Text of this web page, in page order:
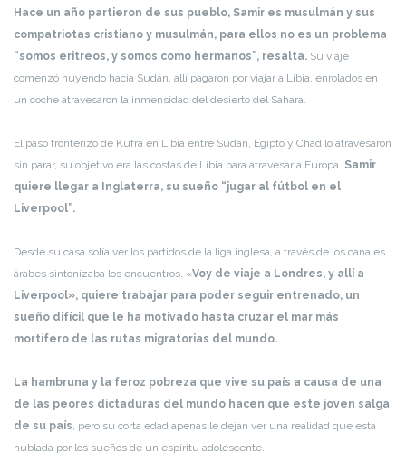
Hace un año partieron de sus pueblo, Samir es musulmán y sus
compatriotas cristiano y musulmán, para ellos no es un problema
“somos eritreos, y somos como hermanos”, resalta. Su viaje
comenzó huyendo hacia Sudán, allí pagaron por viajar a Libia, enrolados en
un coche atravesaron la inmensidad del desierto del Sahara.
El paso fronterizo de Kufra en Libia entre Sudán, Egipto y Chad lo atravesaron
sin parar, su objetivo era las costas de Libia para atravesar a Europa. Samir
quiere llegar a Inglaterra, su sueño “jugar al fútbol en el
Liverpool”.
Desde su casa solía ver los partidos de la liga inglesa, a través de los canales
árabes sintonizaba los encuentros. «Voy de viaje a Londres, y allí a
Liverpool», quiere trabajar para poder seguir entrenado, un
sueño difícil que le ha motivado hasta cruzar el mar más
mortífero de las rutas migratorias del mundo.
La hambruna y la feroz pobreza que vive su país a causa de una
de las peores dictaduras del mundo hacen que este joven salga
de su país, pero su corta edad apenas le dejan ver una realidad que esta
nublada por los sueños de un espíritu adolescente.